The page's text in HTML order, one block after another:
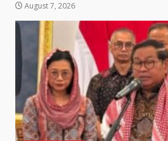
August 7, 2026